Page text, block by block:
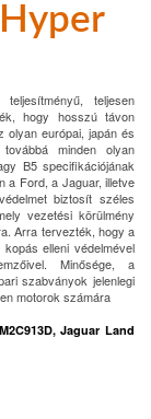
teljesen
hogy hosszú távon
olyan európai, japán és
minden olyan
B5 specifikációjának
a Ford, a Jaguar, illetve
biztosít széles
vezetési körülmény
Arra tervezték, hogy a
elleni védelmével
Minősége, a
szabványok jelenlegi
motorok számára
Jaguar Land